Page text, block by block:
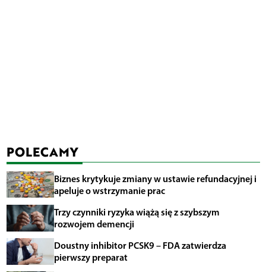
POLECAMY
Biznes krytykuje zmiany w ustawie refundacyjnej i
apeluje o wstrzymanie prac
Trzy czynniki ryzyka wiążą się z szybszym
rozwojem demencji
Doustny inhibitor PCSK9 – FDA zatwierdza
pierwszy preparat